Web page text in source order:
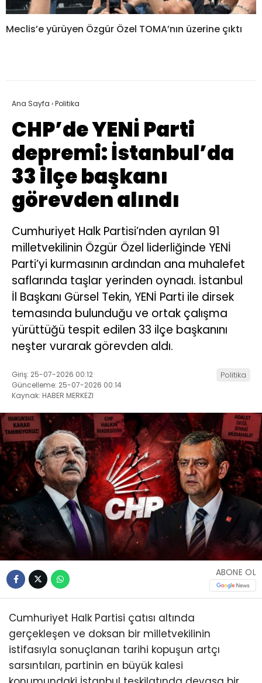
Meclis’e yürüyen Özgür Özel TOMA’nın üzerine çıktı
Ana Sayfa ›Politika
CHP’de YENİ Parti
depremi: İstanbul’da
33 ilçe başkanı
görevden alındı
Cumhuriyet Halk Partisi’nden ayrılan 91
milletvekilinin Özgür Özel liderliğinde YENİ
Parti’yi kurmasının ardından ana muhalefet
saflarında taşlar yerinden oynadı. İstanbul
İl Başkanı Gürsel Tekin, YENİ Parti ile dirsek
temasında bulunduğu ve ortak çalışma
yürüttüğü tespit edilen 33 ilçe başkanını
neşter vurarak görevden aldı.
Giriş: 25-07-2026 00:12
Güncelleme: 25-07-2026 00:14
Kaynak: HABER MERKEZI
Politika
ABONE OL
Cumhuriyet Halk Partisi çatısı altında
gerçekleşen ve doksan bir milletvekilinin
istifasıyla sonuçlanan tarihi kopuşun artçı
sarsıntıları, partinin en büyük kalesi